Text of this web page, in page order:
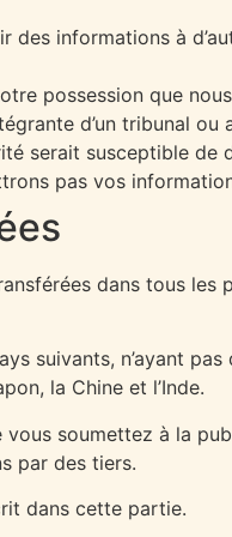
informations à
possession que
d’un tribunal
serait susceptible
pas vos
dans tous les
suivants, n’ayant
la Chine et l’Inde.
soumettez à la
par des tiers.
dans cette partie.